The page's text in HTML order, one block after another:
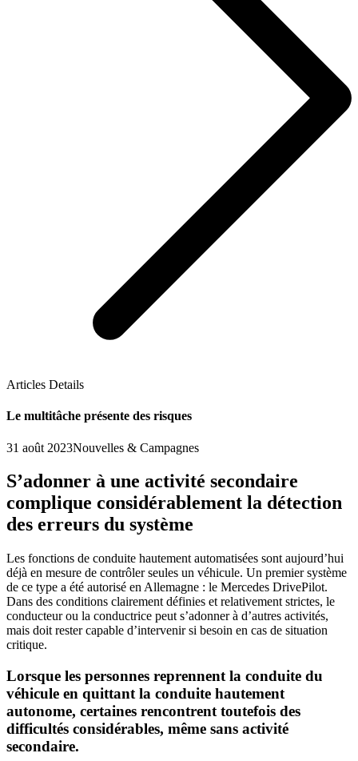
Articles Details
Le multitâche présente des risques
31 août 2023Nouvelles & Campagnes
S’adonner à une activité secondaire
complique considérablement la détection
des erreurs du système
Les fonctions de conduite hautement automatisées sont aujourd’hui
déjà en mesure de contrôler seules un véhicule. Un premier système
de ce type a été autorisé en Allemagne : le Mercedes DrivePilot.
Dans des conditions clairement définies et relativement strictes, le
conducteur ou la conductrice peut s’adonner à d’autres activités,
mais doit rester capable d’intervenir si besoin en cas de situation
critique.
Lorsque les personnes reprennent la conduite du
véhicule en quittant la conduite hautement
autonome, certaines rencontrent toutefois des
difficultés considérables, même sans activité
secondaire.